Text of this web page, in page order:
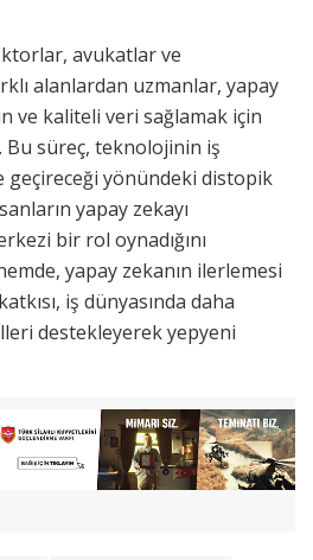
avukatlar ve
alanlardan uzmanlar, yapay
ve kaliteli veri sağlamak için
Bu süreç, teknolojinin iş
geçireceği yönündeki distopik
yapay zekayı
bir rol oynadığını
yapay zekanın ilerlemesi
iş dünyasında daha
destekleyerek yepyeni